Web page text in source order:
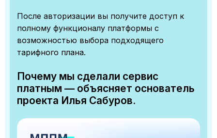
После авторизации вы получите доступ к
полному функционалу платформы с
возможностью выбора подходящего
тарифного плана.
Почему мы сделали сервис
платным — объясняет основатель
проекта Илья Сабуров.